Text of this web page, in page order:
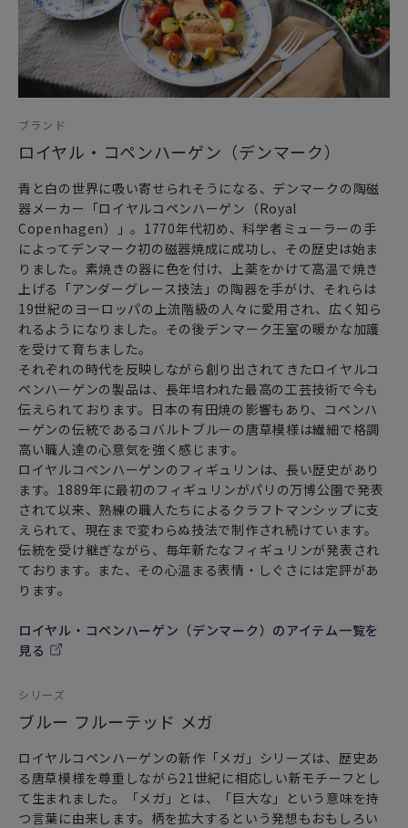
ブランド
ロイヤル・コペンハーゲン（デンマーク）
青と白の世界に吸い寄せられそうになる、デンマークの陶磁
器メーカー「ロイヤルコペンハーゲン（Royal
Copenhagen）」。1770年代初め、科学者ミューラーの手
によってデンマーク初の磁器焼成に成功し、その歴史は始ま
りました。素焼きの器に色を付け、上薬をかけて高温で焼き
上げる「アンダーグレース技法」の陶器を手がけ、それらは
19世紀のヨーロッパの上流階級の人々に愛用され、広く知ら
れるようになりました。その後デンマーク王室の暖かな加護
を受けて育ちました。
それぞれの時代を反映しながら創り出されてきたロイヤルコ
ペンハーゲンの製品は、長年培われた最高の工芸技術で今も
伝えられております。日本の有田焼の影響もあり、コペンハ
ーゲンの伝統であるコバルトブルーの唐草模様は繊細で格調
高い職人達の心意気を強く感じます。
ロイヤルコペンハーゲンのフィギュリンは、長い歴史があり
ます。1889年に最初のフィギュリンがパリの万博公園で発表
されて以来、熟練の職人たちによるクラフトマンシップに支
えられて、現在まで変わらぬ技法で制作され続けています。
伝統を受け継ぎながら、毎年新たなフィギュリンが発表され
ております。また、その心温まる表情・しぐさには定評があ
ります。
ロイヤル・コペンハーゲン（デンマーク）のアイテム一覧を
見る
シリーズ
ブルー フルーテッド メガ
ロイヤルコペンハーゲンの新作「メガ」シリーズは、歴史あ
る唐草模様を尊重しながら21世紀に相応しい新モチーフとし
て生まれました。「メガ」とは、「巨大な」という意味を持
つ言葉に由来します。柄を拡大するという発想もおもしろい